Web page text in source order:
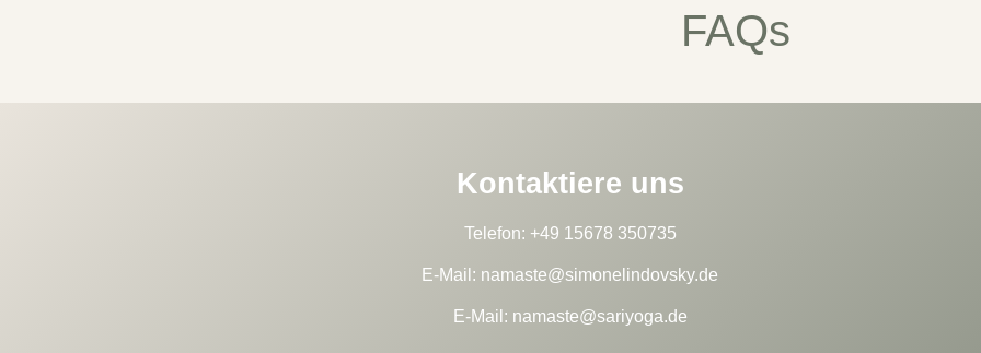
FAQs
Kontaktiere uns
Telefon: +49 15678 350735
E-Mail: namaste@simonelindovsky.de
E-Mail: namaste@sariyoga.de